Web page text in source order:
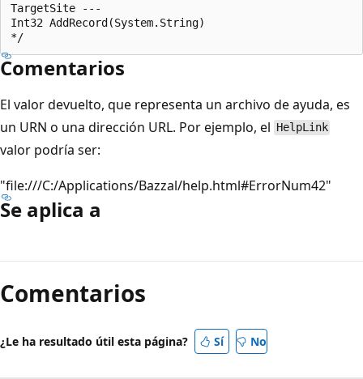
TargetSite ---
Int32 AddRecord(System.String)
Comentarios
El valor devuelto, que representa un archivo de ayuda, es
un URN o una dirección URL. Por ejemplo, el HelpLink
valor podría ser:
"file:///C:/Applications/Bazzal/help.html#ErrorNum42"
Se aplica a
de
lectura
Comentarios
¿Le ha resultado útil esta página? Sí No